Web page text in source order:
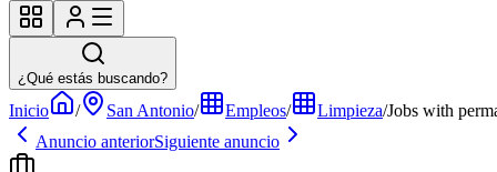
¿Qué estás buscando?
Inicio / San Antonio/ Empleos/ Limpieza/Jobs with
Anuncio anteriorSiguiente anuncio